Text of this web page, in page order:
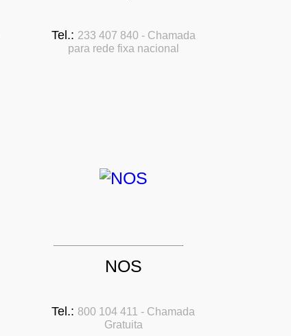
Tel.: 233 407 840 - Chamada
para rede fixa nacional
NOS
Tel.: 800 104 411 - Chamada
Gratuita